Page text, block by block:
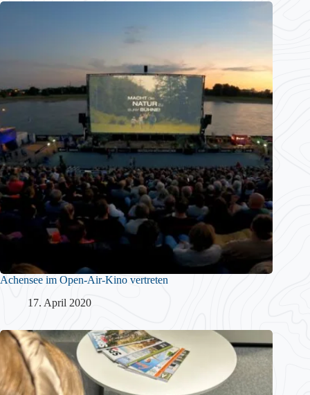
Achensee im Open-Air-Kino vertreten
17. April 2020